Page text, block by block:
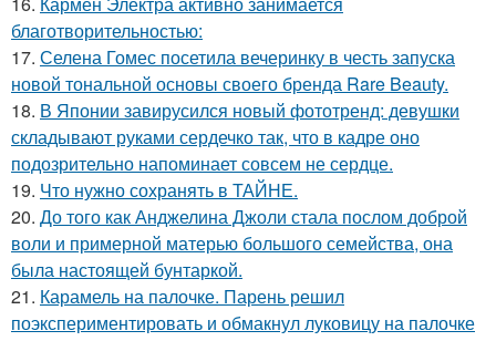
благотворительностью:
17. Селена Гомес посетила вечеринку в честь запуска
новой тональной основы своего бренда Rare Beauty.
18. В Японии завирусился новый фототренд: девушки
складывают руками сердечко так, что в кадре оно
подозрительно напоминает совсем не сердце.
19. Что нужно сохранять в ТАЙНЕ.
20. До того как Анджелина Джоли стала послом доброй
воли и примерной матерью большого семейства, она
была настоящей бунтаркой.
21. Карамель на палочке. Парень решил
поэкспериментировать и обмакнул луковицу на палочке